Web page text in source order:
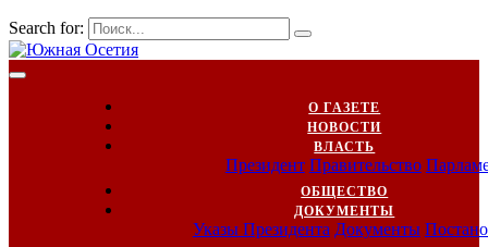
Search for:
О ГАЗЕТЕ
НОВОСТИ
ВЛАСТЬ
Президент Правительство
ОБЩЕСТВО
ДОКУМЕНТЫ
Указы Президента Документы